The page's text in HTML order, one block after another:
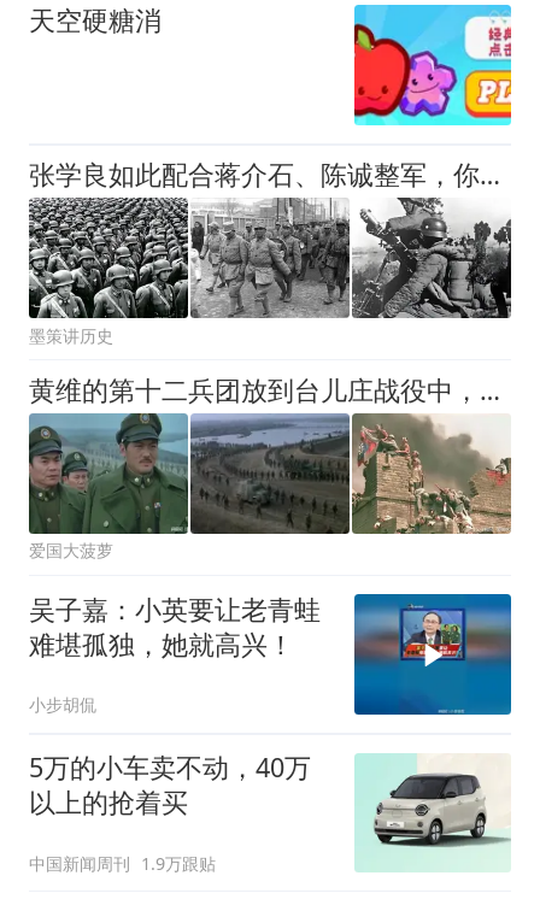
天空硬糖消
张学良如此配合蒋介石、陈诚整军，你觉得东北军亏不亏？
墨策讲历史
黄维的第十二兵团放到台儿庄战役中，能否歼灭来犯日军？
爱国大菠萝
吴子嘉：小英要让老青蛙
难堪孤独，她就高兴！
小步胡侃
5万的小车卖不动，40万
以上的抢着买
中国新闻周刊 1.9万跟贴